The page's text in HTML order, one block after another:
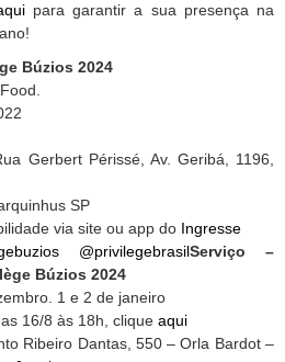
para garantir a sua presença na
Búzios 2024
Gerbert Périssé, Av. Geribá, 1196,
SP
via site ou app do Ingresse
@privilegebrasilServiço –
Búzios 2024
1 e 2 de janeiro
16/8 às 18h, clique aqui
Ribeiro Dantas, 550 – Orla Bardot –